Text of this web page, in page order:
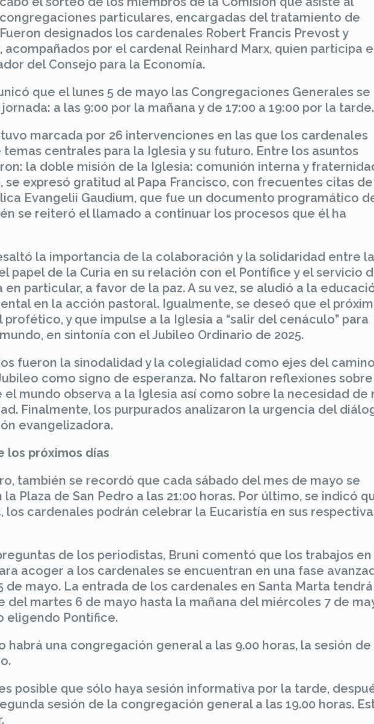
particulares, encargadas del tratamiento de
designados los cardenales Robert Francis Prevost y
por el cardenal Reinhard Marx, quien participa
del Consejo para la Economía.
que el lunes 5 de mayo las Congregaciones Generales se
a las 9:00 por la mañana y de 17:00 a 19:00 por la tarde.
marcada por 26 intervenciones en las que los cardenales
centrales para la Iglesia y su futuro. Entre los asuntos
la doble misión de la Iglesia: comunión interna y
se expresó gratitud al Papa Francisco, con frecuentes citas
Evangelii Gaudium, que fue un documento programático
se reiteró el llamado a continuar los procesos que él ha
la importancia de la colaboración y la solidaridad entre
papel de la Curia en su relación con el Pontífice y el servicio
en particular, a favor de la paz. A su vez, se aludió a la
en la acción pastoral. Igualmente, se deseó que el
profético, y que impulse a la Iglesia a “salir del cenáculo” para
en sintonía con el Jubileo Ordinario de 2025.
fueron la sinodalidad y la colegialidad como ejes del camino
como signo de esperanza. No faltaron reflexiones
mundo observa a la Iglesia así como sobre la necesidad de
Finalmente, los purpurados analizaron la urgencia del
evangelizadora.
los próximos días
también se recordó que cada sábado del mes de mayo se
Plaza de San Pedro a las 21:00 horas. Por último, se indicó
los cardenales podrán celebrar la Eucaristía en sus
de los periodistas, Bruni comentó que los trabajos en
acoger a los cardenales se encuentran en una fase
de mayo. La entrada de los cardenales en Santa Marta tendrá
del martes 6 de mayo hasta la mañana del miércoles 7 de
eligendo Pontifice.
habrá una congregación general a las 9.00 horas, la sesión de
posible que sólo haya sesión informativa por la tarde,
sesión de la congregación general a las 19.00 horas.